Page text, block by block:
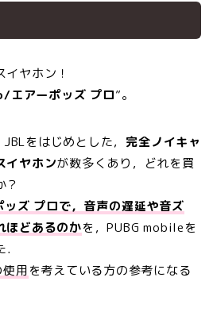
ヤホン！
アーポッズ プロ”。
をはじめとした， 完全ノイキャ
イヤホンが数多くあり，どれを買
？
ズ プロで，音声の遅延や音ズ
ほどあるのかを，PUBG mobileを
用を考えている方の参考になる